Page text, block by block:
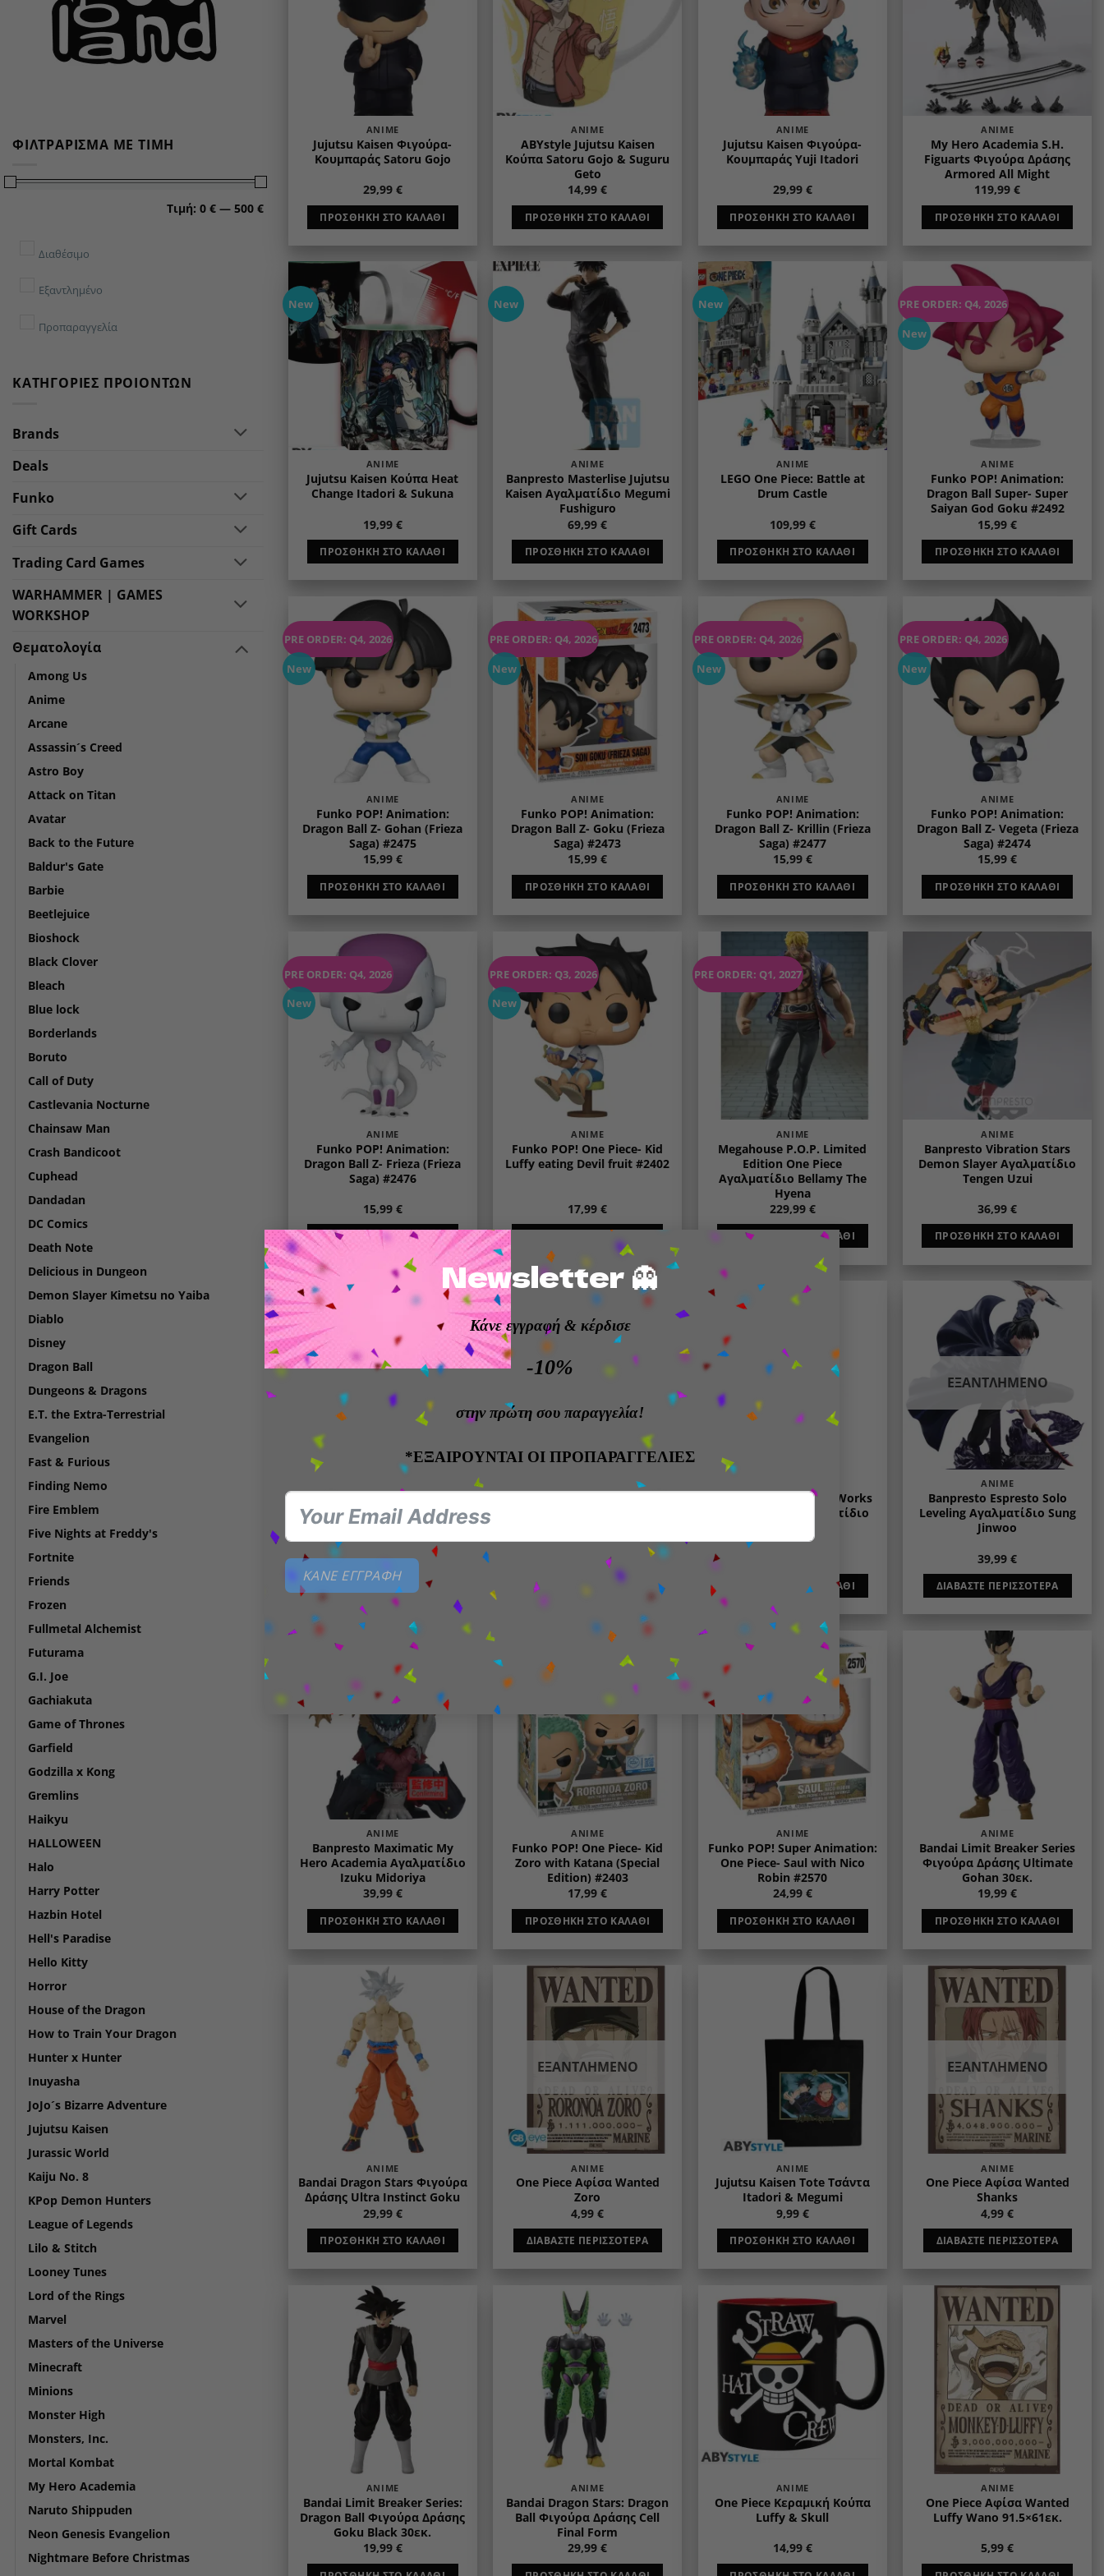
Newsletter 👻
Κάνε εγγραφή & κέρδισε
-10%
στην πρώτη σου παραγγελία!
*ΕΞΑΙΡΟΥΝΤΑΙ ΟΙ ΠΡΟΠΑΡΑΓΓΕΛΙΕΣ
ΚΑΝΕ ΕΓΓΡΑΦΗ
×
ΦΙΛΤΡΆΡΙΣΜΑ ΜΕ ΤΙΜΉ
Τιμή: 0 € — 500 €
Διαθέσιμο
Εξαντλημένο
Προπαραγγελία
ΚΑΤΗΓΟΡΊΕΣ ΠΡΟΙΌΝΤΩΝ
Brands
Deals
Funko
Gift Cards
Trading Card Games
WARHAMMER | GAMES
WORKSHOP
Θεματολογία
Among Us
Anime
Arcane
Assassin´s Creed
Astro Boy
Attack on Titan
Avatar
Back to the Future
Baldur's Gate
Barbie
Beetlejuice
Bioshock
Black Clover
Bleach
Blue lock
Borderlands
Boruto
Call of Duty
Castlevania Nocturne
Chainsaw Man
Crash Bandicoot
Cuphead
Dandadan
DC Comics
Death Note
Delicious in Dungeon
Demon Slayer Kimetsu no Yaiba
Diablo
Disney
Dragon Ball
Dungeons & Dragons
E.T. the Extra-Terrestrial
Evangelion
Fast & Furious
Finding Nemo
Fire Emblem
Five Nights at Freddy's
Fortnite
Friends
Frozen
Fullmetal Alchemist
Futurama
G.I. Joe
Gachiakuta
Game of Thrones
Garfield
Godzilla x Kong
Gremlins
Haikyu
HALLOWEEN
Halo
Harry Potter
Hazbin Hotel
Hell's Paradise
Hello Kitty
Horror
House of the Dragon
How to Train Your Dragon
Hunter x Hunter
Inuyasha
JoJo´s Bizarre Adventure
Jujutsu Kaisen
Jurassic World
Kaiju No. 8
KPop Demon Hunters
League of Legends
Lilo & Stitch
Looney Tunes
Lord of the Rings
Marvel
Masters of the Universe
Minecraft
Minions
Monster High
Monsters, Inc.
Mortal Kombat
My Hero Academia
Naruto Shippuden
Neon Genesis Evangelion
Nightmare Before Christmas
ANIME
Jujutsu Kaisen Φιγούρα-
Κουμπαράς Satoru Gojo
29,99 €
ΠΡΟΣΘΉΚΗ ΣΤΟ ΚΑΛΆΘΙ
ANIME
ABYstyle Jujutsu Kaisen
Κούπα Satoru Gojo & Suguru
Geto
14,99€
ΠΡΟΣΘΉΚΗ ΣΤΟ ΚΑΛΆΘΙ
ANIME
Jujutsu Kaisen Φιγούρα-
Κουμπαράς Yuji Itadori
29,99 €
ΠΡΟΣΘΉΚΗ ΣΤΟ ΚΑΛΆΘΙ
ANIME
My Hero Academia S.H.
Figuarts Φιγούρα Δράσης
Armored All Might
119,99€
ΠΡΟΣΘΉΚΗ ΣΤΟ ΚΑΛΆΘΙ
New
Add to
wishlist
ANIME
Jujutsu Kaisen Κούπα Heat
Change Itadori & Sukuna
19,99 €
ΠΡΟΣΘΉΚΗ ΣΤΟ ΚΑΛΆΘΙ
New
ANIME
Banpresto Masterlise Jujutsu
Kaisen Αγαλματίδιο Megumi
Fushiguro
69,99€
ΠΡΟΣΘΉΚΗ ΣΤΟ ΚΑΛΆΘΙ
New
Add to
wishlist
ANIME
LEGO One Piece: Battle at
Drum Castle
109,99 €
ΠΡΟΣΘΉΚΗ ΣΤΟ ΚΑΛΆΘΙ
PRE ORDER: Q4, 2026
New
Add to
wishlist
ANIME
Funko POP! Animation:
Dragon Ball Super- Super
Saiyan God Goku #2492
15,99€
ΠΡΟΣΘΉΚΗ ΣΤΟ ΚΑΛΆΘΙ
PRE ORDER: Q4, 2026
New
Add to
wishlist
ANIME
Funko POP! Animation:
Dragon Ball Z- Gohan (Frieza
Saga) #2475
15,99 €
ΠΡΟΣΘΉΚΗ ΣΤΟ ΚΑΛΆΘΙ
PRE ORDER: Q4, 2026
New
Add to
wishlist
ANIME
Funko POP! Animation:
Dragon Ball Z- Goku (Frieza
Saga) #2473
15,99€
ΠΡΟΣΘΉΚΗ ΣΤΟ ΚΑΛΆΘΙ
PRE ORDER: Q4, 2026
New
Add to
wishlist
ANIME
Funko POP! Animation:
Dragon Ball Z- Krillin (Frieza
Saga) #2477
15,99 €
ΠΡΟΣΘΉΚΗ ΣΤΟ ΚΑΛΆΘΙ
PRE ORDER: Q4, 2026
New
Add to
wishlist
ANIME
Funko POP! Animation:
Dragon Ball Z- Vegeta (Frieza
Saga) #2474
15,99€
ΠΡΟΣΘΉΚΗ ΣΤΟ ΚΑΛΆΘΙ
PRE ORDER: Q4, 2026
New
Add to
ANIME
Funko POP! Animation:
Dragon Ball Z- Frieza (Frieza
Saga) #2476
15,99 €
ΠΡΟΣΘΉΚΗ ΣΤΟ ΚΑΛΆΘΙ
PRE ORDER: Q3, 2026
New
Add to
wishlist
ANIME
Funko POP! One Piece- Kid
Luffy eating Devil fruit #2402
17,99€
PRE ORDER: Q1, 2027
wishlist
ANIME
Megahouse P.O.P. Limited
Edition One Piece
Αγαλματίδιο Bellamy The
Hyena
229,99 €
ΠΡΟΣΘΉΚΗ ΣΤΟ ΚΑΛΆΘΙ
Add to
wishlist
ANIME
Banpresto Vibration Stars
Demon Slayer Αγαλματίδιο
Tengen Uzui
36,99€
ΠΡΟΣΘΉΚΗ ΣΤΟ ΚΑΛΆΘΙ
Add to
wishlist
Bleach Αγαλματίδιο
Shigekuni
Yamamotogenryusai
34,99€
ΠΡΟΣΘΉΚΗ ΣΤΟ ΚΑΛΆΘΙ
Garp
€
ΠΡΟΣΘΉΚΗ ΣΤΟ ΚΑΛΆΘΙ
Banpresto Solid Edge Works
Dragon Ball Z Αγαλματίδιο
ΠΡΟΣΘΉΚΗ ΣΤΟ ΚΑΛΆΘΙ
ΕΞΑΝΤΛΗΜΈΝΟ
ANIME
Banpresto Espresto Solo
Leveling Αγαλματίδιο Sung
Jinwoo
39,99€
ΔΙΑΒΆΣΤΕ ΠΕΡΙΣΣΌΤΕΡΑ
ANIME
Banpresto Maximatic My
Hero Academia Αγαλματίδιο
Izuku Midoriya
39,99 €
ΠΡΟΣΘΉΚΗ ΣΤΟ ΚΑΛΆΘΙ
PRE ORDER: Q3, 2026
Add to
wishlist
ANIME
Funko POP! One Piece- Kid
Zoro with Katana (Special
Edition) #2403
17,99€
ΠΡΟΣΘΉΚΗ ΣΤΟ ΚΑΛΆΘΙ
PRE ORDER: Q4, 2026
Add to
wishlist
ANIME
Funko POP! Super Animation:
One Piece- Saul with Nico
Robin #2570
24,99 €
ΠΡΟΣΘΉΚΗ ΣΤΟ ΚΑΛΆΘΙ
wishlist
ANIME
Bandai Limit Breaker Series
Φιγούρα Δράσης Ultimate
Gohan 30εκ.
19,99€
ΠΡΟΣΘΉΚΗ ΣΤΟ ΚΑΛΆΘΙ
ANIME
Bandai Dragon Stars Φιγούρα
Δράσης Ultra Instinct Goku
29,99 €
ΠΡΟΣΘΉΚΗ ΣΤΟ ΚΑΛΆΘΙ
Add to
ΕΞΑΝΤΛΗΜΈΝΟ
ANIME
One Piece Αφίσα Wanted
Zoro
4,99€
ΔΙΑΒΆΣΤΕ ΠΕΡΙΣΣΌΤΕΡΑ
ANIME
Jujutsu Kaisen Tote Τσάντα
Itadori & Megumi
9,99 €
ΠΡΟΣΘΉΚΗ ΣΤΟ ΚΑΛΆΘΙ
Add to
wishlist
ΕΞΑΝΤΛΗΜΈΝΟ
ANIME
One Piece Αφίσα Wanted
Shanks
4,99€
ΔΙΑΒΆΣΤΕ ΠΕΡΙΣΣΌΤΕΡΑ
ANIME
Bandai Limit Breaker Series:
Dragon Ball Φιγούρα Δράσης
Goku Black 30εκ.
19,99 €
ANIME
Bandai Dragon Stars: Dragon
Ball Φιγούρα Δράσης Cell
Final Form
29,99€
Add to
wishlist
ANIME
One Piece Κεραμική Κούπα
Luffy & Skull
14,99 €
Add to
ANIME
One Piece Αφίσα Wanted
Luffy Wano 91.5×61εκ.
5,99€